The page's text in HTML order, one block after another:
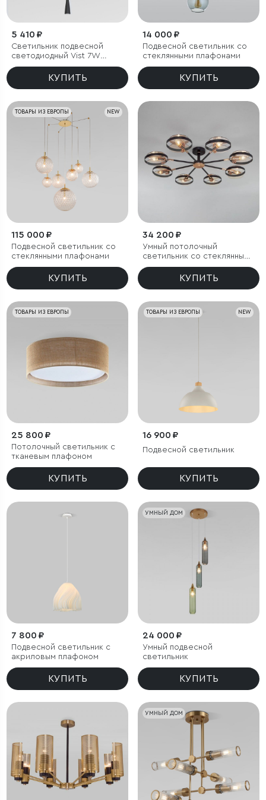
5 410 ₽
Светильник подвесной
светодиодный Vist 7W
4000K черный
КУПИТЬ
14 000 ₽
Подвесной светильник со
стеклянными плафонами
КУПИТЬ
NEW
ТОВАРЫ ИЗ ЕВРОПЫ
115 000 ₽
Подвесной светильник со
стеклянными плафонами
КУПИТЬ
34 200 ₽
Умный потолочный
светильник со стеклянными
плафонами
КУПИТЬ
ТОВАРЫ ИЗ ЕВРОПЫ
25 800 ₽
Потолочный светильник с
тканевым плафоном
КУПИТЬ
NEW
ТОВАРЫ ИЗ ЕВРОПЫ
16 900 ₽
Подвесной светильник
КУПИТЬ
7 800 ₽
Подвесной светильник с
акриловым плафоном
КУПИТЬ
УМНЫЙ ДОМ
24 000 ₽
Умный подвесной
светильник
КУПИТЬ
УМНЫЙ ДОМ